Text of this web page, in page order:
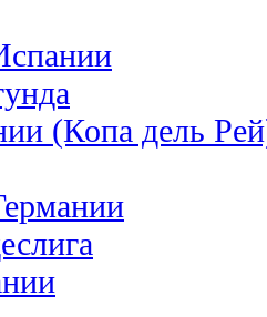
(Копа дель